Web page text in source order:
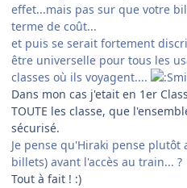
effet...mais pas sur que votre
terme de coût...
et puis se serait fortement
être universelle pour tous les
classes où ils voyagent....
Dans mon cas j'etait en 1er
TOUTE les classe, que
sécurisé.
Je pense qu'Hiraki pense plutôt
billets) avant l'accès au train... ?
Tout à fait ! :)